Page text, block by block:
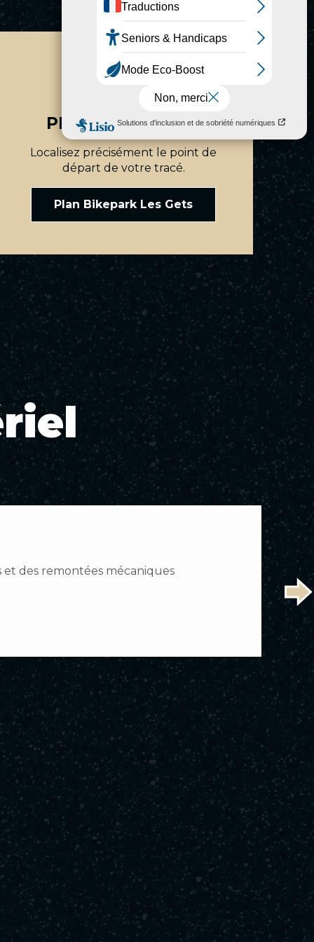
PLAN DES PISTES
Localisez précisément le point de
départ de votre tracé.
Plan Bikepark Les Gets
et des remontées mécaniques